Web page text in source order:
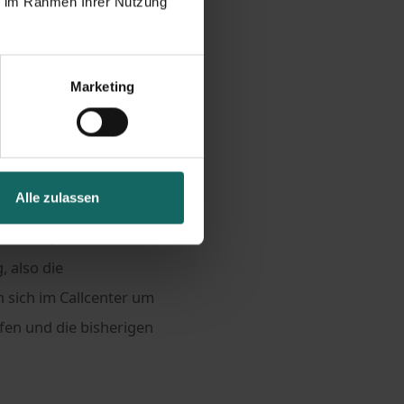
Marketing
Alle zulassen
also die
im Callcenter um
und die bisherigen